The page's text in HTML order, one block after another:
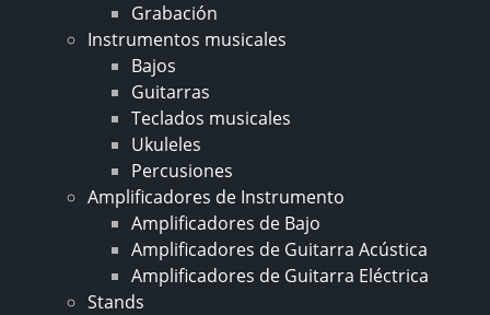
Grabación
Instrumentos musicales
Bajos
Guitarras
Teclados musicales
Ukuleles
Percusiones
Amplificadores de Instrumento
Amplificadores de Bajo
Amplificadores de Guitarra Acústica
Amplificadores de Guitarra Eléctrica
Stands